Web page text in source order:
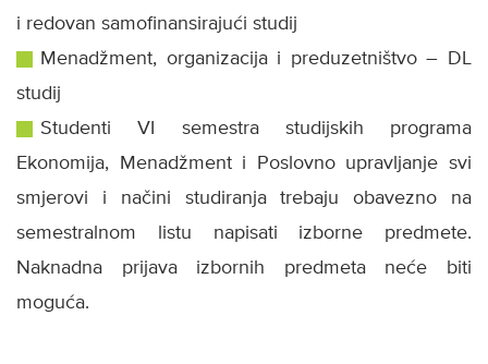
i redovan samofinansirajući studij
Menadžment, organizacija i preduzetništvo – DL
studij
Studenti VI semestra studijskih programa
Ekonomija, Menadžment i Poslovno upravljanje svi
smjerovi i načini studiranja trebaju obavezno na
semestralnom listu napisati izborne predmete.
Naknadna prijava izbornih predmeta neće biti
moguća.